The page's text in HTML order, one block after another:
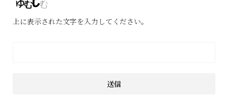
上に表示された文字を入力してください。